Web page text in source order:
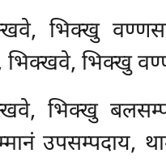
भिक्खु
भिक्खु
भिक्खु
उपसम्पदाय,